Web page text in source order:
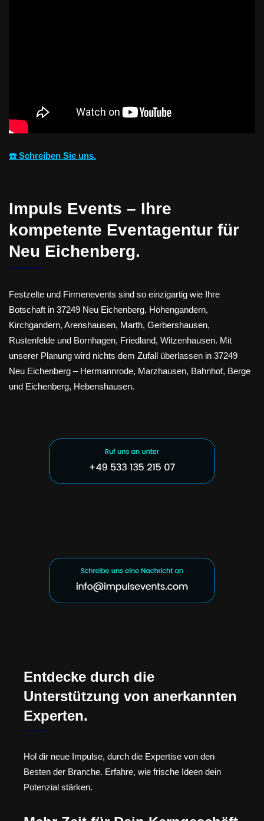
☎️ Schreiben Sie uns.
Impuls Events – Ihre
kompetente Eventagentur für
Neu Eichenberg.
Festzelte und Firmenevents sind so einzigartig wie Ihre
Botschaft in 37249 Neu Eichenberg, Hohengandern,
Kirchgandern, Arenshausen, Marth, Gerbershausen,
Rustenfelde und Bornhagen, Friedland, Witzenhausen. Mit
unserer Planung wird nichts dem Zufall überlassen in 37249
Neu Eichenberg – Hermannrode, Marzhausen, Bahnhof, Berge
und Eichenberg, Hebenshausen.
Entdecke durch die
Unterstützung von anerkannten
Experten.
Hol dir neue Impulse, durch die Expertise von den
Besten der Branche. Erfahre, wie frische Ideen dein
Potenzial stärken.